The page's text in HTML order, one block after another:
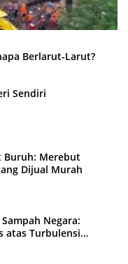
Berlarut-Larut?
Sendiri
Buruh: Merebut
Dijual Murah
Negara:
atas Turbulensi